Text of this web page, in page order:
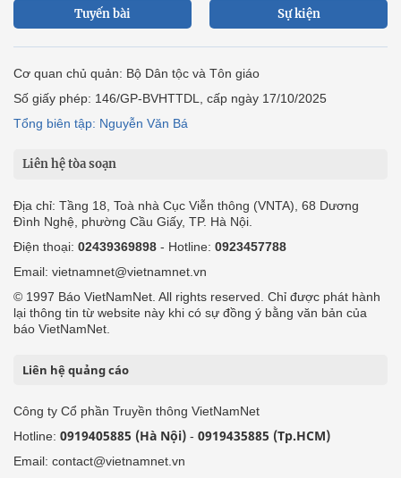
Tuyến bài Sự kiện
Cơ quan chủ quản: Bộ Dân tộc và Tôn giáo
Số giấy phép: 146/GP-BVHTTDL, cấp ngày 17/10/2025
Tổng biên tập: Nguyễn Văn Bá
Liên hệ tòa soạn
Địa chỉ: Tầng 18, Toà nhà Cục Viễn thông (VNTA), 68 Dương
Đình Nghệ, phường Cầu Giấy, TP. Hà Nội.
Điện thoại: 02439369898 - Hotline: 0923457788
Email: vietnamnet@vietnamnet.vn
© 1997 Báo VietNamNet. All rights reserved. Chỉ được phát hành
lại thông tin từ website này khi có sự đồng ý bằng văn bản của
báo VietNamNet.
Liên hệ quảng cáo
Công ty Cổ phần Truyền thông VietNamNet
Hotline: 0919405885 (Hà Nội) - 0919435885 (Tp.HCM)
Email: contact@vietnamnet.vn